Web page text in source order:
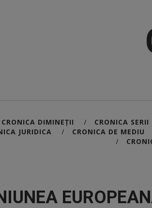
CRONICA DIMINEȚII / CRONICA SERII
JURIDICA / CRONICA DE MEDIU
/